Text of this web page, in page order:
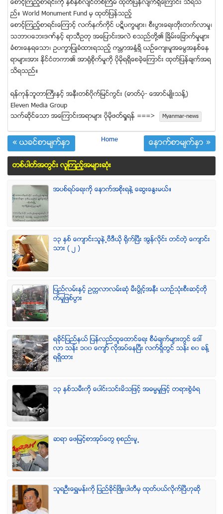
ေစာင့္ၾကည့္စာရင္းကို ႏႇစ္ႏႇစ္လ်င္တစ္ႀကိမ္ ထုတ္ျပန္လ်က္ရႇိေၾကာင္း သိရသ
ည္။ World Monument Fund မႇ ထုတ္ျပန္သည့္
ေစာင့္ၾကည့္စာရင္းေၾကာင့္ လက္နက္ကိုင္ ပဋိပကၡမ်ား၊ စီးပြားေရးတိုးတက္လာမႈ၊
သဘာ၀ေဘးဒဏ္ႏႇင့္ ရာသီဥတု အေျပာင္းအလဲ စသည္တို႔၏ ၿခိမ္းေျခာက္မႈမ်ား
ခံစားေနရေသာ၊ ဥပကၡာျပဳခံထားရသည့္ ကမၻာအႏႇံ႔ရႇိ ယဥ္ေက်းမႈအေမြအႏႇစ္ေန
ရာမ်ားအား ႏိုင္ငံတကာ၏ အာ႐ံုစိုက္မႈကို ပိုမိုရရႇိေစခဲ့ေၾကာင္း ထုတ္ျပန္ခ်က္အရ
သိရသည္။
ရန္ကုန္ဘူတာႀကီးႏႇင့္ အနီးတစ္၀ုိက္ျမင္ကြင္း (ဓာတ္ပုံ- ေအာင္မ်ဳိးသန္႔)
Eleven Media Group
သက္ဆုိင္ေသာ အေၾကာင္းအရာမ်ား ပုိမုိဖတ္ရႈရန္ ===>
Myanmar-news
« ယခင္စာမ်က္ႏွာ Home ေနာက္စာမ်က္ႏွာ »
တစ္ပါတ္အတြင္း လူၾကည့္အမ်ားဆံုး
အပစ္ရပ္ေရးကို ေနာက္အစိုးရနဲ႔ ေဆြးေႏြးမယ္။
၁၃ ႏွစ္ ေက်ာင္းသူနဲ႕ဗီဒီယို ရိုက္ျပီး အြန္လိုင္း တင္တဲ့ ေက်ာင္း
သား ( ၂ )
ျပည္လမ္းႏွင့္ ဥကၠလာလမ္းဆုံ မီးပြိဳင့္အနီး ယာဥ္သုံးစီးဆင့္တို
က္မႈျဖစ္ပြား
ရခုိင္ျပည္နယ္ ျပန္လည္ထူေထာင္ေရး စီမံခ်က္မ်ားတြင္ ေဒၚ
လာ သန္း ၁၀၀ ေက်ာ္ လုိအပ္ေနၿပီး လက္ရွိတြင္ သန္း ၈၀ ခန္႔
ရရွိထား
၁၃ ႏွစ္သမီးကို ေပါင္းသင္းမိသျဖင့္ အဓမၼမႈျဖင့္ တရားစြဲခံရ
ဆရာ ေဖျမင့္စာအုပ္ေတြ စုစည္းမူ႕
သူရဦးေရႊမန္းကို ျပည္ခိုင္ျဖိဳးပါတီမွ ထုတ္ပယ္လိုက္ျပီဟုဆို